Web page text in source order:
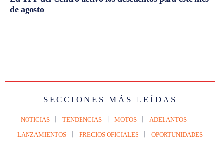
de agosto
SECCIONES MÁS LEÍDAS
NOTICIAS TENDENCIAS MOTOS ADELANTOS
LANZAMIENTOS PRECIOS OFICIALES OPORTUNIDADES